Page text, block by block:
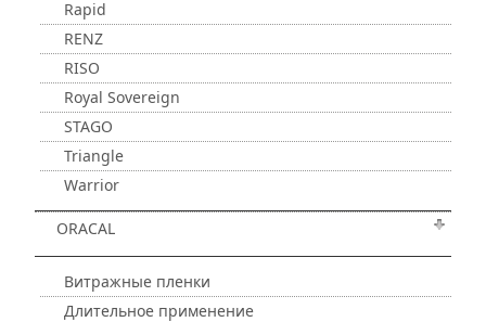
Rapid
RENZ
RISO
Royal Sovereign
STAGO
Triangle
Warrior
ORACAL
Витражные пленки
Длительное применение